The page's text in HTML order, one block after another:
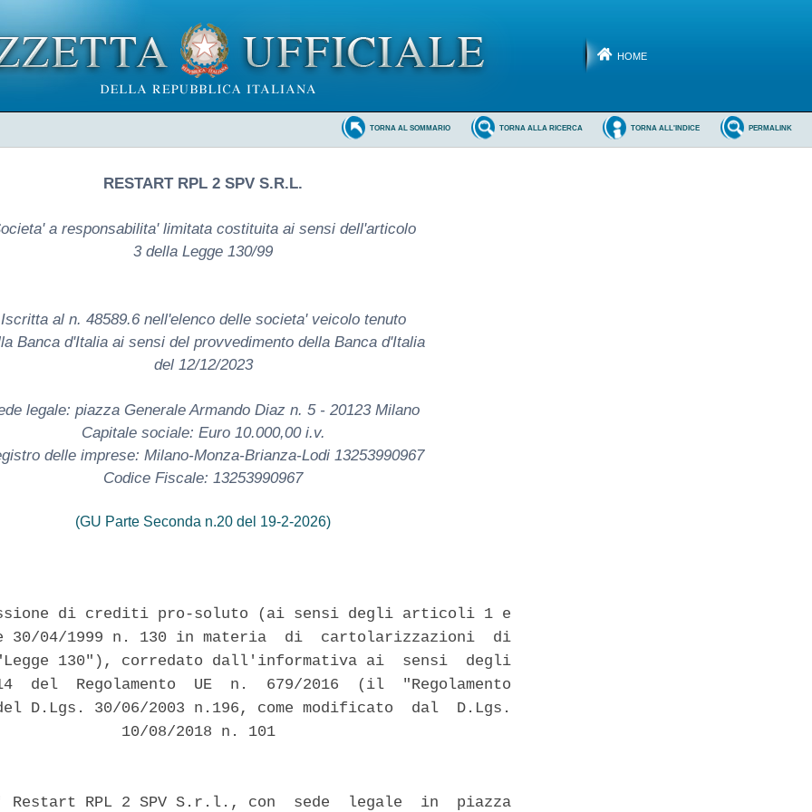
HOME
PERMALINK
TORNA ALL'INDICE
TORNA ALLA RICERCA
TORNA AL SOMMARIO
RESTART RPL 2 SPV S.R.L.
a responsabilita' limitata costituita ai sensi dell'articolo
3 della Legge 130/99
Iscritta al n. 48589.6 nell'elenco delle societa' veicolo tenuto
Banca d'Italia ai sensi del provvedimento della Banca d'Italia
del 12/12/2023
legale: piazza Generale Armando Diaz n. 5 - 20123 Milano
Capitale sociale: Euro 10.000,00 i.v.
delle imprese: Milano-Monza-Brianza-Lodi 13253990967
Codice Fiscale: 13253990967
(GU Parte Seconda n.20 del 19-2-2026)